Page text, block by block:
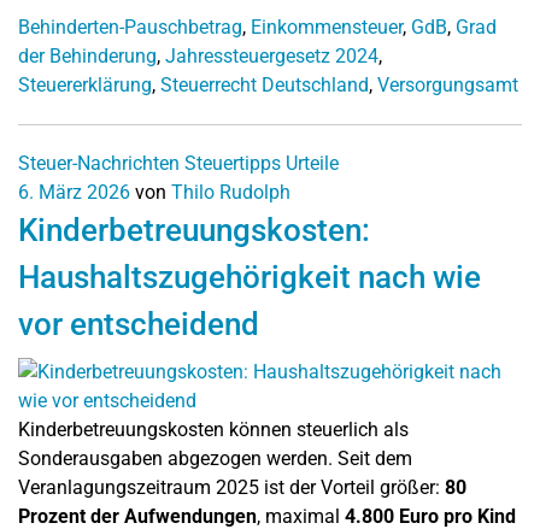
Behinderten-Pauschbetrag, Einkommensteuer, GdB, Grad
der Behinderung, Jahressteuergesetz 2024,
Steuererklärung, Steuerrecht Deutschland, Versorgungsamt
Steuer-Nachrichten Steuertipps Urteile
6. März 2026 von Thilo Rudolph
Kinderbetreuungskosten:
Haushaltszugehörigkeit nach wie
vor entscheidend
Kinderbetreuungskosten können steuerlich als
Sonderausgaben abgezogen werden. Seit dem
Veranlagungszeitraum 2025 ist der Vorteil größer: 80
Prozent der Aufwendungen, maximal 4.800 Euro pro Kind